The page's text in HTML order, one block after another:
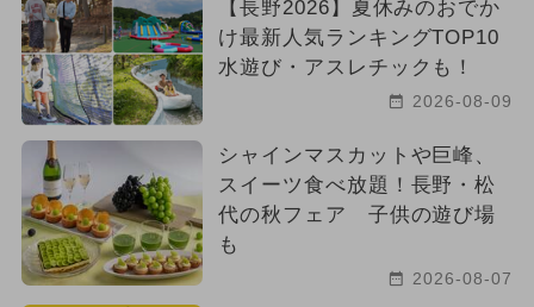
【長野2026】夏休みのおでか
け最新人気ランキングTOP10
水遊び・アスレチックも！
2026-08-09
シャインマスカットや巨峰、
スイーツ食べ放題！長野・松
代の秋フェア 子供の遊び場
も
2026-08-07